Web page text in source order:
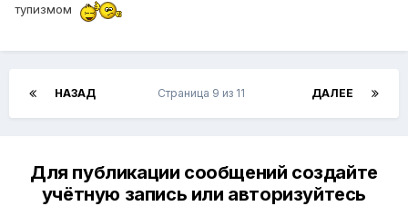
тупизмом
НАЗАД ДАЛЕЕ
Страница 9 из 11
Для публикации сообщений создайте
учётную запись или авторизуйтесь